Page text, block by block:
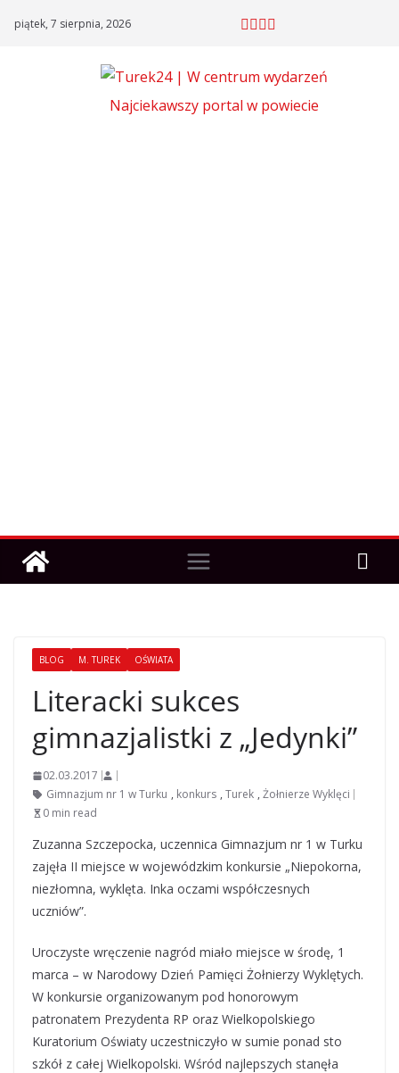
piątek, 7 sierpnia, 2026
Najciekawszy portal w powiecie
BLOG M. TUREK OŚWIATA
Literacki sukces
gimnazjalistki z „Jedynki”
02.03.2017
Gimnazjum nr 1 w Turku , konkurs , Turek , Żołnierze Wyklęci
0 min read
Zuzanna Szczepocka, uczennica Gimnazjum nr 1 w Turku
zajęła II miejsce w wojewódzkim konkursie „Niepokorna,
niezłomna, wyklęta. Inka oczami współczesnych
uczniów”.
Uroczyste wręczenie nagród miało miejsce w środę, 1
marca – w Narodowy Dzień Pamięci Żołnierzy Wyklętych.
W konkursie organizowanym pod honorowym
patronatem Prezydenta RP oraz Wielkopolskiego
Kuratorium Oświaty uczestniczyło w sumie ponad sto
szkół z całej Wielkopolski. Wśród najlepszych stanęła